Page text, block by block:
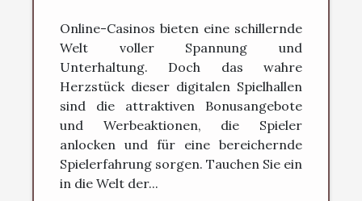
Werbeaktionen
Online-Casinos bieten eine schillernde
Welt voller Spannung und
Unterhaltung. Doch das wahre
Herzstück dieser digitalen Spielhallen
sind die attraktiven Bonusangebote
und Werbeaktionen, die Spieler
anlocken und für eine bereichernde
Spielerfahrung sorgen. Tauchen Sie ein
in die Welt der...